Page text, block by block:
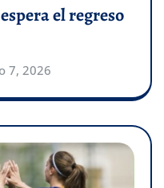
el regreso
7, 2026